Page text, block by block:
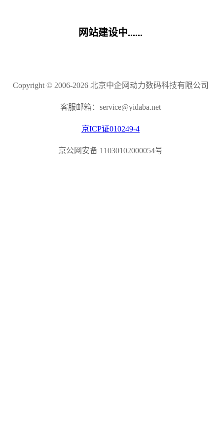
网站建设中......
Copyright © 2006-2026 北京中企网动力数码科技有限公司
客服邮箱：service@yidaba.net
京ICP证010249-4
京公网安备 11030102000054号